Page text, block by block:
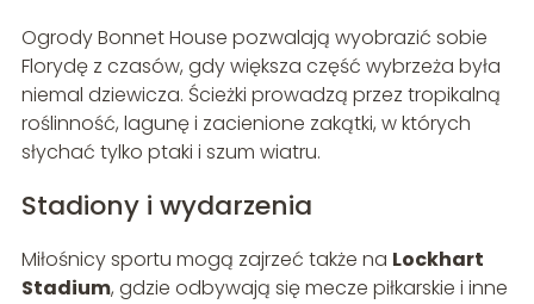
Ogrody Bonnet House pozwalają wyobrazić sobie
Florydę z czasów, gdy większa część wybrzeża była
niemal dziewicza. Ścieżki prowadzą przez tropikalną
roślinność, lagunę i zacienione zakątki, w których
słychać tylko ptaki i szum wiatru.
Stadiony i wydarzenia
Miłośnicy sportu mogą zajrzeć także na Lockhart
Stadium, gdzie odbywają się mecze piłkarskie i inne